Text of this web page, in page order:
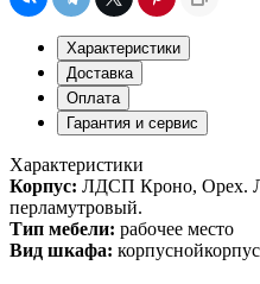
Характеристики
Доставка
Оплата
Гарантия и сервис
Характеристики
Корпус: ЛДСП Кроно, Орех.
перламутровый.
Тип мебели: рабочее место
Вид шкафа: